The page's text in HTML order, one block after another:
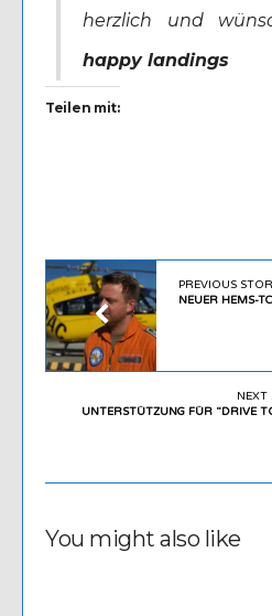
herzlich und
happy landings
Teilen mit:
PREVIOUS
NEUER HEMS-TC
NEXT
UNTERSTÜTZUNG FÜR “DRIVE
You might also like